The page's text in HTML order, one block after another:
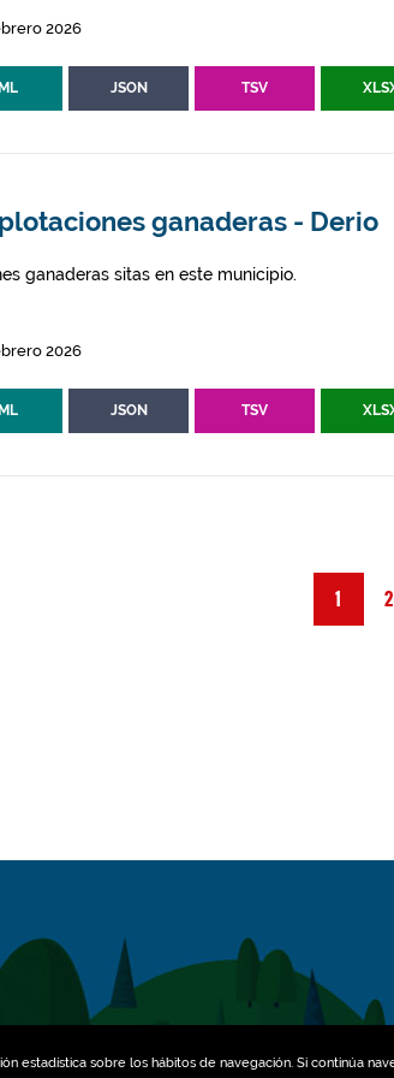
estadística sobre los hábitos de navegación. Si continúa
2026
JSON TSV
ganaderas - Derio
ganaderas sitas en este municipio.
2026
JSON TSV
1 2